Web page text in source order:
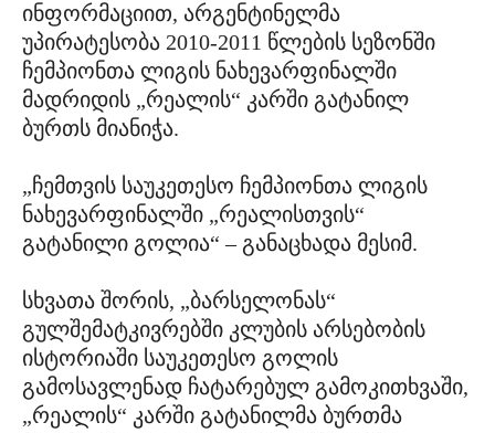
ინფორმაციით, არგენტინელმა
უპირატესობა 2010-2011 წლების სეზონში
ჩემპიონთა ლიგის ნახევარფინალში
მადრიდის „რეალის“ კარში გატანილ
ბურთს მიანიჭა.
„ჩემთვის საუკეთესო ჩემპიონთა ლიგის
ნახევარფინალში „რეალისთვის“
გატანილი გოლია“ – განაცხადა მესიმ.
სხვათა შორის, „ბარსელონას“
გულშემატკივრებში კლუბის არსებობის
ისტორიაში საუკეთესო გოლის
გამოსავლენად ჩატარებულ გამოკითხვაში,
„რეალის“ კარში გატანილმა ბურთმა